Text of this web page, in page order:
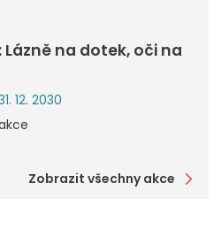
na dotek, oči na
12. 2030
Zobrazit všechny akce